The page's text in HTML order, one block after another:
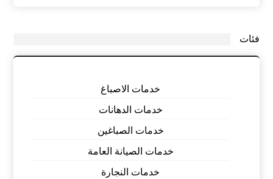
فئات
خدمات الاصباغ
خدمات الدهانات
خدمات الصباغين
خدمات الصيانة العامة
خدمات النجارة